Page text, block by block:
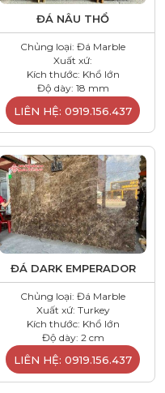
ĐÁ NÂU THỔ
Chủng loại: Đá Marble
Xuất xứ:
Kích thước: Khổ lớn
Độ dày: 18 mm
LIÊN HỆ: 0919.156.437
ĐÁ DARK EMPERADOR
Chủng loại: Đá Marble
Xuất xứ: Turkey
Kích thước: Khổ lớn
Độ dày: 2 cm
LIÊN HỆ: 0919.156.437